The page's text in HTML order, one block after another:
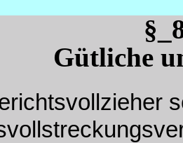
Gütliche